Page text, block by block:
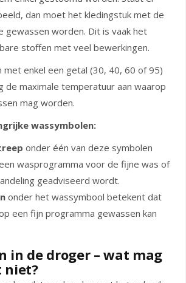
dan moet het kledingstuk met de
gewassen worden. Dit is vaak het
stoffen met veel bewerkingen.
met enkel een getal (30, 40, 60 of 95)
de maximale temperatuur aan waarop
mag worden.
wassymbolen:
onder één van deze symbolen
wasprogramma voor de fijne was of
geadviseerd wordt.
onder het wassymbool betekent dat
een fijn programma gewassen kan
in de droger – wat mag
niet?